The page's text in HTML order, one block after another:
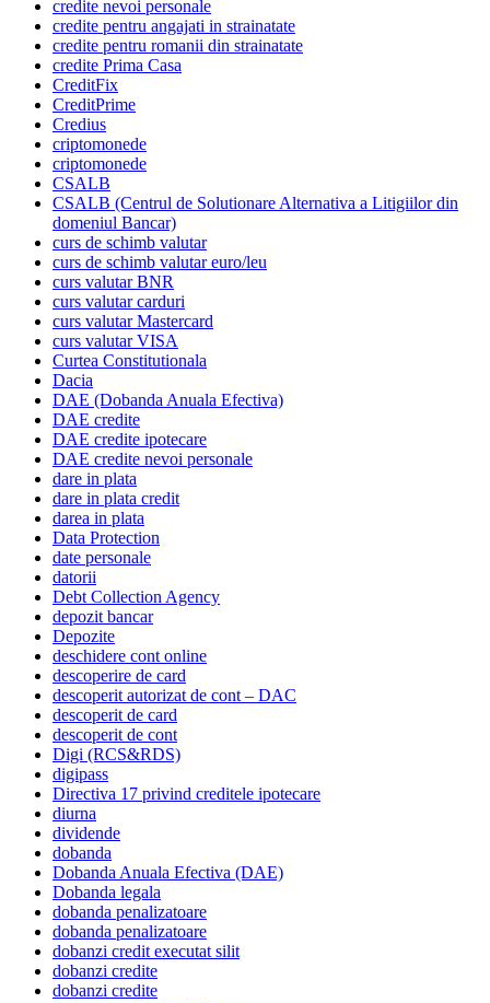
credite nevoi personale
credite pentru angajati in strainatate
credite pentru romanii din strainatate
credite Prima Casa
CreditFix
CreditPrime
Credius
criptomonede
criptomonede
CSALB
CSALB (Centrul de Solutionare Alternativa a Litigiilor din
domeniul Bancar)
curs de schimb valutar
curs de schimb valutar euro/leu
curs valutar BNR
curs valutar carduri
curs valutar Mastercard
curs valutar VISA
Curtea Constitutionala
Dacia
DAE (Dobanda Anuala Efectiva)
DAE credite
DAE credite ipotecare
DAE credite nevoi personale
dare in plata
dare in plata credit
darea in plata
Data Protection
date personale
datorii
Debt Collection Agency
depozit bancar
Depozite
deschidere cont online
descoperire de card
descoperit autorizat de cont – DAC
descoperit de card
descoperit de cont
Digi (RCS&RDS)
digipass
Directiva 17 privind creditele ipotecare
diurna
dividende
dobanda
Dobanda Anuala Efectiva (DAE)
Dobanda legala
dobanda penalizatoare
dobanda penalizatoare
dobanzi credit executat silit
dobanzi credite
dobanzi credite